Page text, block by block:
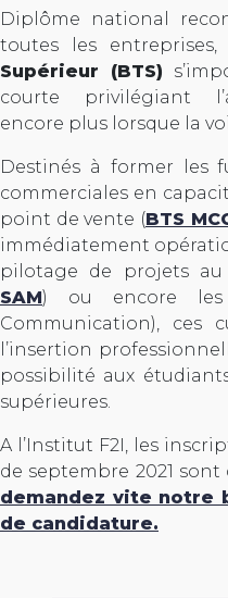
Diplôme national
toutes les entreprises,
Supérieur (BTS)
courte privilégiant
encore plus lorsque la
Destinés à former les
commerciales en
point de vente (BTS
immédiatement
pilotage de projets
SAM) ou encore
Communication), ces
l’insertion
possibilité aux
supérieures.
A l’Institut F2I, les
de septembre 2021 sont
demandez vite notre
de candidature.